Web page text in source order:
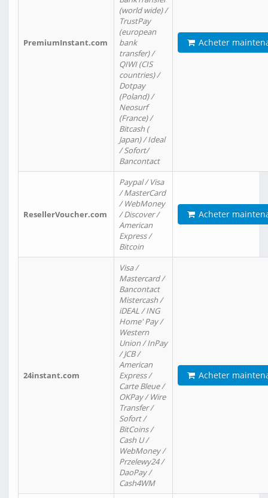
PremiumInstant.com
(world wide) /
TrustPay
(european
bank
transfer) /
QIWI (CIS
countries) /
Dotpay
(Poland) /
Neosurf
(France) /
Bitcash (
Japan) / Ideal
/ Sofort/
Bancontact
Acheter
ResellerVoucher.com
Paypal / Visa
/ MasterCard
/ WebMoney
/ Discover /
American
Express /
Bitcoin
Acheter
24instant.com
Visa /
Mastercard /
Bancontact
Mistercash /
iDEAL / ING
Home' Pay /
Western
Union / InPay
/ JCB /
American
Express /
Carte Bleue /
OKPay / Wire
Transfer /
Sofort /
BitCoins /
Cash U /
WebMoney /
Przelewy24 /
DaoPay /
Cash4WM
Acheter